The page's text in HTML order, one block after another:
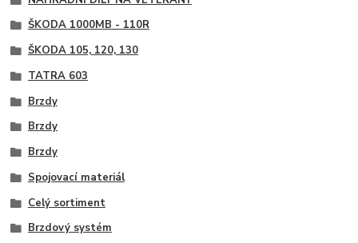
ŠKODA 1000MB - 110R
ŠKODA 105, 120, 130
TATRA 603
Brzdy
Brzdy
Brzdy
Spojovací materiál
Celý sortiment
Brzdový systém